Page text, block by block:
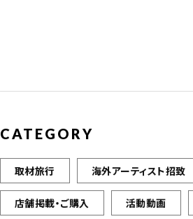
CATEGORY
取材旅行 海外アーティスト招致
店舗掲載・ご購入 活動動画